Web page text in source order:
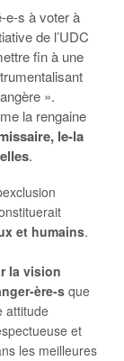
e-s à voter à
de l’UDC
fin à une
».
la rengaine
le-la
.
et humains.
la vision
ère-s que
attitude
et
les meilleures